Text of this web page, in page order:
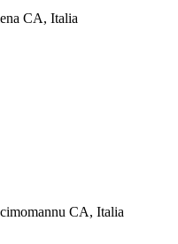
CA, Italia
CA, Italia